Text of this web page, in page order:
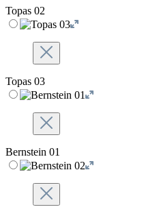
Topas 02
Topas 03
Bernstein 01